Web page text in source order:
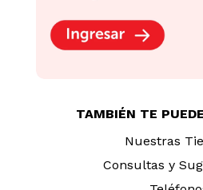
TAMBIÉN TE
Nuestras
Consultas y